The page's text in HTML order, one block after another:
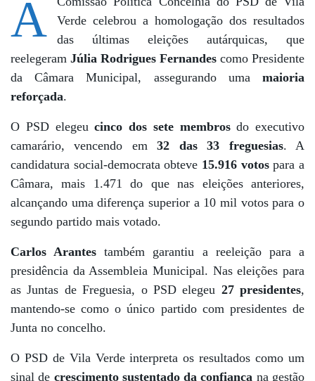
A
Verde celebrou a homologação dos resultados
das últimas eleições autárquicas, que
reelegeram Júlia Rodrigues Fernandes como Presidente
da Câmara Municipal, assegurando uma maioria
reforçada.
O PSD elegeucinco dos sete membrosdo executivo
camarário, vencendo em32 das 33 freguesias. A
candidatura social-democrata obteve 15.916 votospara a
Câmara, mais 1.471 do que nas eleições anteriores,
alcançando uma diferença superior a 10 mil votos para o
segundo partido mais votado.
Carlos Arantes também garantiu a reeleição para a
presidência da Assembleia Municipal. Nas eleições para
as Juntas de Freguesia, o PSD elegeu 27 presidentes,
mantendo-se como o único partido com presidentes de
Junta no concelho.
O PSD de Vila Verde interpreta os resultados como um
sinal de crescimento sustentado da confiança na gestão